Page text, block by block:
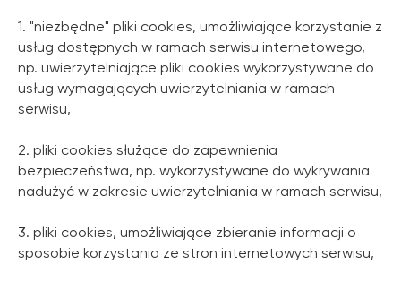
1. "niezbędne" pliki cookies, umożliwiające korzystanie z
usług dostępnych w ramach serwisu internetowego,
np. uwierzytelniające pliki cookies wykorzystywane do
usług wymagających uwierzytelniania w ramach
serwisu,
2. pliki cookies służące do zapewnienia
bezpieczeństwa, np. wykorzystywane do wykrywania
nadużyć w zakresie uwierzytelniania w ramach serwisu,
3. pliki cookies, umożliwiające zbieranie informacji o
sposobie korzystania ze stron internetowych serwisu,